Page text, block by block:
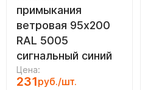
примыкания
ветровая 95х200
RAL 5005
сигнальный синий
Цена:
231руб./шт.